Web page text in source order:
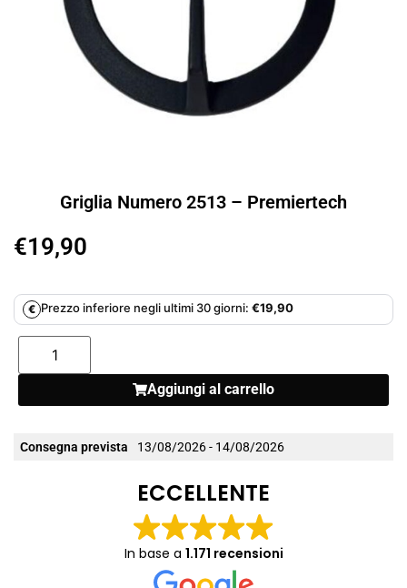
Griglia Numero 2513 – Premiertech
€19,90
€ Prezzo inferiore negli ultimi 30 giorni: €19,90
Aggiungi al carrello
Consegna prevista 13/08/2026 - 14/08/2026
ECCELLENTE
In base a 1.171 recensioni